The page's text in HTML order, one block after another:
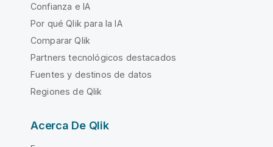
Confianza e IA
Por qué Qlik para la IA
Comparar Qlik
Partners tecnológicos destacados
Fuentes y destinos de datos
Regiones de Qlik
Acerca De Qlik